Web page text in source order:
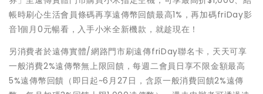
帳時刷心生活會員條碼再享遠傳幣回饋最高1%，再加碼friDay影
音1個月0元暢看，入手小米全新機款，就趁現在！
另消費者於遠傳實體/網路門市刷遠傳friDay聯名卡，天天可享
一般消費2%遠傳幣無上限回饋，每週二會員日享不限金額最高
5%遠傳幣回饋（即日起~6月27日，含原一般消費回饋2%遠傳